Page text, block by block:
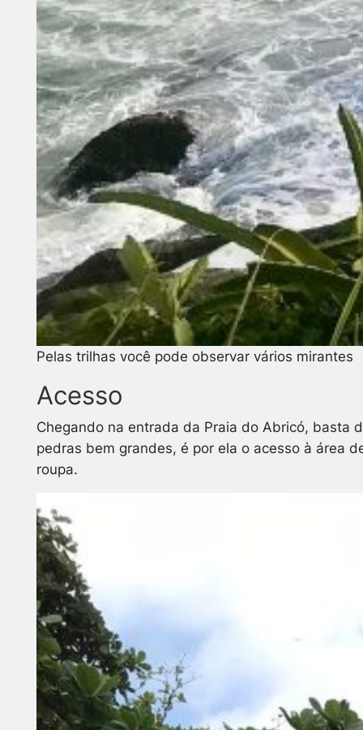
Pelas trilhas você pode observar vários mirantes
Acesso
Chegando na entrada da Praia do Abricó, basta
pedras bem grandes, é por ela o acesso à área
roupa.